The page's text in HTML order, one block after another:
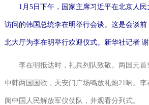
1月5日下午，国家主席习近平在北京人民
访问的韩国总统李在明举行会谈。这是会谈
北大厅为李在明举行欢迎仪式。新华社记者
李在明抵达时，礼兵列队致敬。两国元首
中韩两国国歌，天安门广场鸣放礼炮21响。
阅中国人民解放军仪仗队，并观看分列式。